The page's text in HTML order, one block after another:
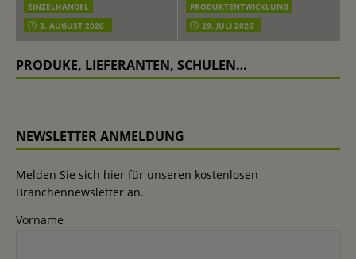
EINZELHANDEL
3. AUGUST 2026
PRODUKTENTWICKLUNG
29. JULI 2026
PRODUKE, LIEFERANTEN, SCHULEN…
NEWSLETTER ANMELDUNG
Melden Sie sich hier für unseren kostenlosen
Branchennewsletter an.
Vorname